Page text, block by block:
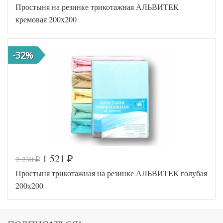
Артикул
AL200092
5571782
Ткань
Размер
простыни
200х200
Производитель
АльВиТек
(Россия)
Код товара
546-679
Артикул
AL200092
200х200
(на
Простыня на резинке трикотажная АЛЬВИТЕК
кремовая 200х200
-32%
2 230₽ 1 521 ₽
Простыня трикотажная на резинке АЛЬВИТЕК голубая
200х200